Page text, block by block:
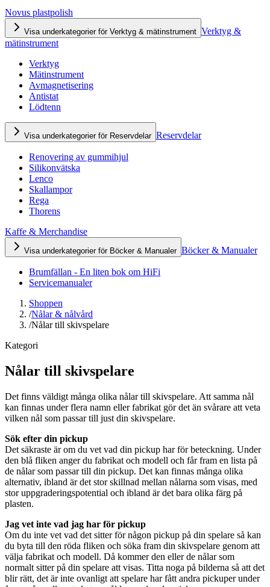
Novus plastpolish
Visa underkategorier för Verktyg & mätinstrument Verktyg &
mätinstrument
Verktyg
Mätinstrument
Avmagnetisering
Antistat
Lödtenn
Visa underkategorier för Reservdelar Reservdelar
Renovering av gummihjul
Silikonvätska
Lenco
Skallampor
Rega
Thorens
Kaffe & Merchandise
Visa underkategorier för Böcker & Manualer Böcker & Manualer
Brumfällan - En liten bok om HiFi
Servicemanualer
Shoppen
/Nålar & nålvård
/Nålar till skivspelare
Kategori
Nålar till skivspelare
Det finns väldigt många olika nålar till skivspelare. Att samma nål
kan finnas under flera namn eller fabrikat gör det än svårare att veta
vilken nål som passar till just din skivspelare.
Sök efter din pickup
Det säkraste är om du vet vad din pickup har för beteckning. Under
den blå fliken anger du fabrikat och modell och får fram en lista på
de nålar som passar till din pickup. Det kan finnas många olika
alternativ, ibland är det stor skillnad mellan nålarna som visas, med
stor uppgraderingspotential och ibland är det bara olika färg på
plasten.
Jag vet inte vad jag har för pickup
Om du inte vet vad det sitter för någon pickup på din spelare så kan
du byta till den röda fliken och söka fram din skivspelare genom att
välja fabrikat och modell. Då kommer den eller de nålar som
normalt sitter på din spelare att visas. Titta noga på bilderna så att det
blir rätt, det är inte ovanligt att spelare har fått andra pickuper under